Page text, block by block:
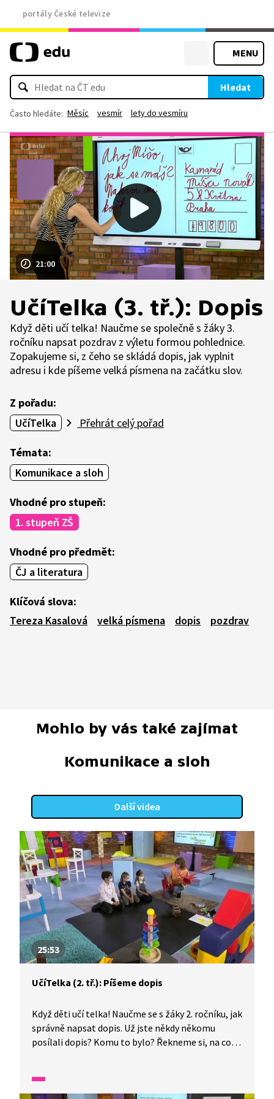
portály České televize
MENU
Hledat
Často hledáte: Měsíc vesmír lety do vesmíru
21:00
UčíTelka (3. tř.): Dopis
Když děti učí telka! Naučme se společně s žáky 3.
ročníku napsat pozdrav z výletu formou pohlednice.
Zopakujeme si, z čeho se skládá dopis, jak vyplnit
adresu i kde píšeme velká písmena na začátku slov.
Z pořadu:
UčíTelka
Přehrát celý pořad
Témata:
Komunikace a sloh
Vhodné pro stupeň:
1. stupeň ZŠ
Vhodné pro předmět:
ČJ a literatura
Klíčová slova:
Tereza Kasalová
velká písmena dopis pozdrav
Mohlo by vás také zajímat
Komunikace a sloh
Další videa
25:53
UčíTelka (2. tř.): Píšeme dopis
Když děti učí telka! Naučme se s žáky 2. ročníku, jak
správně napsat dopis. Už jste někdy někomu
posílali dopis? Komu to bylo? Řekneme si, na co
říct? Co bychom napsali pozemšťanům. Zkusíme